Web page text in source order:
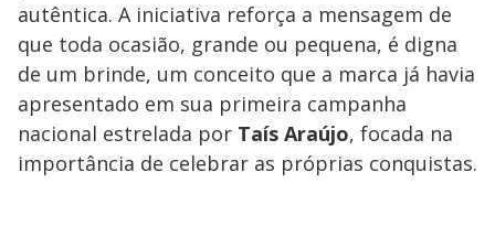
autêntica. A iniciativa reforça a mensagem de
que toda ocasião, grande ou pequena, é digna
de um brinde, um conceito que a marca já havia
apresentado em sua primeira campanha
nacional estrelada por Taís Araújo, focada na
importância de celebrar as próprias conquistas.